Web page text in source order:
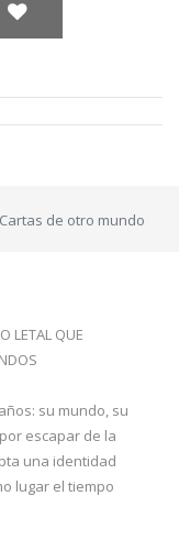
Cartas de otro mundo
LETAL QUE
su mundo, su
escapar de la
una identidad
lugar el tiempo